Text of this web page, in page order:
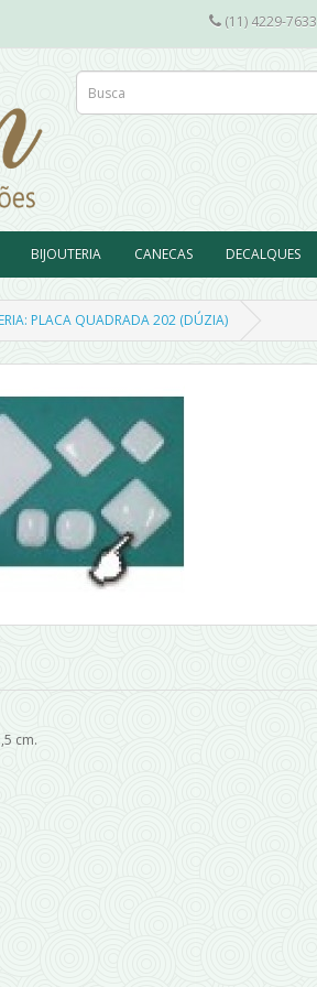
(11) 4229-7633
BIJOUTERIA CANECAS DECALQUES
PLACA QUADRADA 202 (DÚZIA)
cm.